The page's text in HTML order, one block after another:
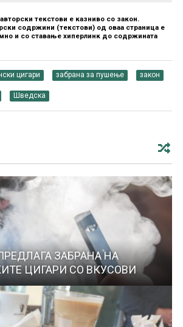
текстови е казниво со закон.
содржини (текстови) од оваа страница е
и со ставање хиперлинк до содржината
цигари забрана за пушење закон
Шведска
ЗАБРАНА НА
ЦИГАРИ СО ВКУСОВИ